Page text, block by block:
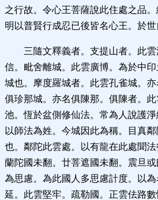
之行故。令心王菩薩說此住處之品。
明以普賢行成忍已後皆名心王。於世
三隨文釋義者。支提山者。此
信。毗舍離城。此雲廣博。為於中
城也。摩度羅城者。此雲孔雀城。亦
俱珍那城。亦名俱陳那。俱陳者。
池。恆於盆側修仙法。常為人說護
以師法為姓。今城因此為稱。目真
也。鄰陀此雲處。以有龍在此處聞
蘭陀國未翻。廿菩遮國未翻。震旦
為思慮。為此國人多思慮計度。以
延。此雲堅牢。疏勒國。正雲佉路